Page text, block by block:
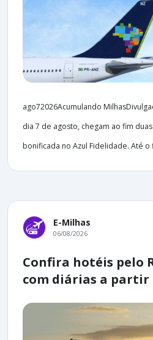
ago72026Acumulando
dia 7 de agosto, chegam ao fim
bonificada no Azul Fidelidade. Até o
E-Milhas
06/08/2026
Confira hotéis pelo
com diárias a partir